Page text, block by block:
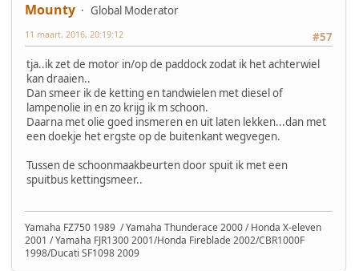
Mounty
Global Moderator
#57
11 maart, 2016, 20:19:12
tja..ik zet de motor in/op de paddock zodat ik het achterwiel
kan draaien..
Dan smeer ik de ketting en tandwielen met diesel of
lampenolie in en zo krijg ik m schoon.
Daarna met olie goed insmeren en uit laten lekken...dan met
een doekje het ergste op de buitenkant wegvegen.
Tussen de schoonmaakbeurten door spuit ik met een
spuitbus kettingsmeer..
Yamaha FZ750 1989 / Yamaha Thunderace 2000 / Honda X-eleven
2001 / Yamaha FJR1300 2001/Honda Fireblade 2002/CBR1000F
1998/Ducati SF1098 2009